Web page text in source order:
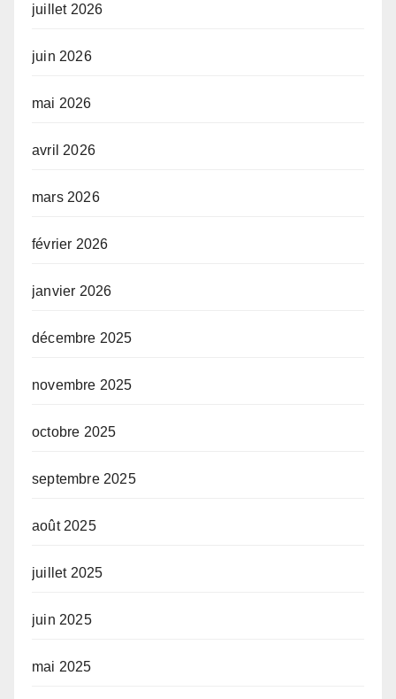
juillet 2026
juin 2026
mai 2026
avril 2026
mars 2026
février 2026
janvier 2026
décembre 2025
novembre 2025
octobre 2025
septembre 2025
août 2025
juillet 2025
juin 2025
mai 2025